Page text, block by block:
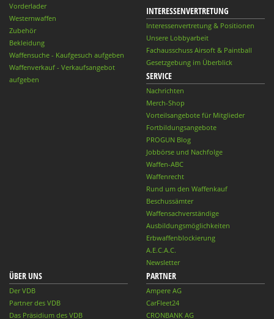
Vorderlader
Westernwaffen
Zubehör
Bekleidung
Waffensuche - Kaufgesuch aufgeben
Waffenverkauf - Verkaufsangebot
aufgeben
INTERESSENVERTRETUNG
Interessenvertretung & Positionen
Unsere Lobbyarbeit
Fachausschuss Airsoft & Paintball
Gesetzgebung im Überblick
SERVICE
Nachrichten
Merch-Shop
Vorteilsangebote für Mitglieder
Fortbildungsangebote
PROGUN Blog
Jobbörse und Nachfolge
Waffen-ABC
Waffenrecht
Rund um den Waffenkauf
Beschussämter
Waffensachverständige
Ausbildungsmöglichkeiten
Erbwaffenblockierung
A.E.C.A.C.
Newsletter
ÜBER UNS
Der VDB
Partner des VDB
Das Präsidium des VDB
PARTNER
Ampere AG
CarFleet24
CRONBANK AG